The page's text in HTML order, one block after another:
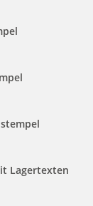
Lagertexten
inklusive